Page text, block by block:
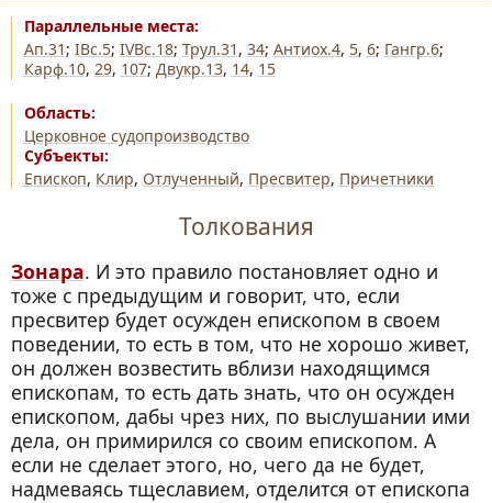
Ап.31 ; IВс.5; IVВс.18; Трул.31 , 34; Антиох.4, 5, 6; Гангр.6;
Карф.10, 29, 107; Двукр.13, 14, 15
Церковное судопроизводство
Епископ, Клир, Отлученный, Пресвитер, Причетники
Толкования
Зонара. И это правило постановляет одно и
тоже с предыдущим и говорит, что, если
пресвитер будет осужден епископом в своем
поведении, то есть в том, что не хорошо живет,
он должен возвестить вблизи находящимся
епископам, то есть дать знать, что он осужден
епископом, дабы чрез них, по выслушании ими
дела, он примирился со своим епископом. А
если не сделает этого, но, чего да не будет,
надмеваясь тщеславием, отделится от епископа